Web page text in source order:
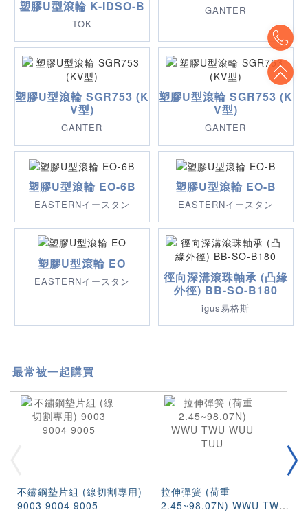
塑膠U型滾輪 K-IDSO-B
TOK
GANTER
塑膠U型滾輪 SGR753 (K
V型)
GANTER
塑膠U型滾輪 SGR753 (K
V型)
GANTER
塑膠U型滾輪 EO-6B
EASTERNイースタン
塑膠U型滾輪 EO-B
EASTERNイースタン
塑膠U型滾輪 EO
EASTERNイースタン
徑向深溝滾珠軸承 (凸緣
外徑) BB-SO-B180
igus易格斯
最常被一起購買
不鏽鋼墊片組 (線切割專用)
9003 9004 9005
拉伸彈簧 (荷重
2.45~98.07N) WWU TWU